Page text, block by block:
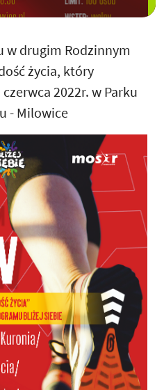
w drugim Rodzinnym
życia, który
2022r. w Parku
- Milowice